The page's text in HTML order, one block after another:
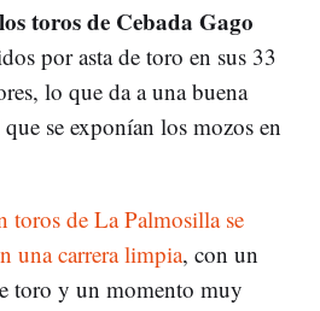
los toros de Cebada Gago
por asta de toro en sus 33
lo que da a una buena
se exponían los mozos en
toros de La Palmosilla se
una carrera limpia, con un
toro y un momento muy